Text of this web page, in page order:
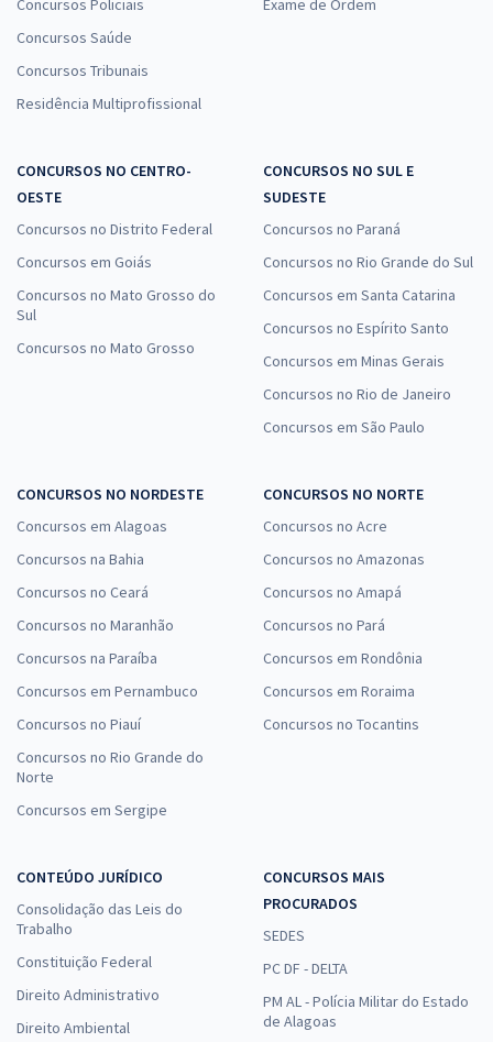
Concursos Policiais
Concursos Saúde
Concursos Tribunais
Residência Multiprofissional
Exame de Ordem
CONCURSOS NO CENTRO-
OESTE
Concursos no Distrito Federal
Concursos em Goiás
Concursos no Mato Grosso do
Sul
Concursos no Mato Grosso
CONCURSOS NO SUL E
SUDESTE
Concursos no Paraná
Concursos no Rio Grande do Sul
Concursos em Santa Catarina
Concursos no Espírito Santo
Concursos em Minas Gerais
Concursos no Rio de Janeiro
Concursos em São Paulo
CONCURSOS NO NORDESTE
Concursos em Alagoas
Concursos na Bahia
Concursos no Ceará
Concursos no Maranhão
Concursos na Paraíba
Concursos em Pernambuco
Concursos no Piauí
Concursos no Rio Grande do
Norte
Concursos em Sergipe
CONCURSOS NO NORTE
Concursos no Acre
Concursos no Amazonas
Concursos no Amapá
Concursos no Pará
Concursos em Rondônia
Concursos em Roraima
Concursos no Tocantins
CONTEÚDO JURÍDICO
Consolidação das Leis do
Trabalho
Constituição Federal
Direito Administrativo
Direito Ambiental
CONCURSOS MAIS
PROCURADOS
SEDES
PC DF - DELTA
PM AL - Polícia Militar do Estado
de Alagoas